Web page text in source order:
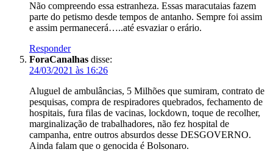
Não compreendo essa estranheza. Essas maracutaias fazem
parte do petismo desde tempos de antanho. Sempre foi assim
e assim permanecerá…..até esvaziar o erário.
Responder
ForaCanalhas disse:
24/03/2021 às 16:26
Aluguel de ambulâncias, 5 Milhões que sumiram, contrato de
pesquisas, compra de respiradores quebrados, fechamento de
hospitais, fura filas de vacinas, lockdown, toque de recolher,
marginalização de trabalhadores, não fez hospital de
campanha, entre outros absurdos desse DESGOVERNO.
Ainda falam que o genocida é Bolsonaro.